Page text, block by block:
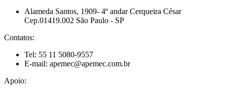
Alameda Santos, 1909- 4º andar Cerqueira César
Cep.01419.002 São Paulo - SP
Contatos:
Tel: 55 11 5080-9557
E-mail: apemec@apemec.com.br
Apoio: